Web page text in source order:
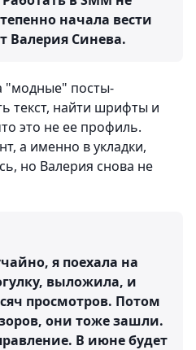
начала вести
Валерия Синева.
"модные" посты-
текст, найти шрифты и
это не ее профиль.
а именно в укладки,
но Валерия снова не
я поехала на
выложила, и
просмотров. Потом
они тоже зашли.
В июне будет